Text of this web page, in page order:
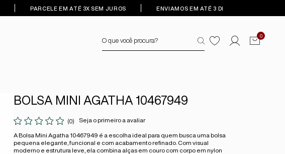
PARCELE EM ATÉ 3X SEM JUROS ENVIAMOS EM ATÉ 3 DIAS ÚTEIS
0
BOLSA MINI AGATHA 10467949
(0) Seja o primeiro a avaliar
A Bolsa Mini Agatha 10467949 é a escolha ideal para quem busca uma bolsa
pequena elegante, funcional e com acabamento refinado. Com visual
moderno e estrutura leve, ela combina alças em couro com corpo em nylon